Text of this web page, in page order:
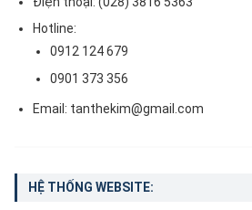
Hotline:
0912 124 679
0901 373 356
Email: tanthekim@gmail.com
HỆ THỐNG WEBSITE: